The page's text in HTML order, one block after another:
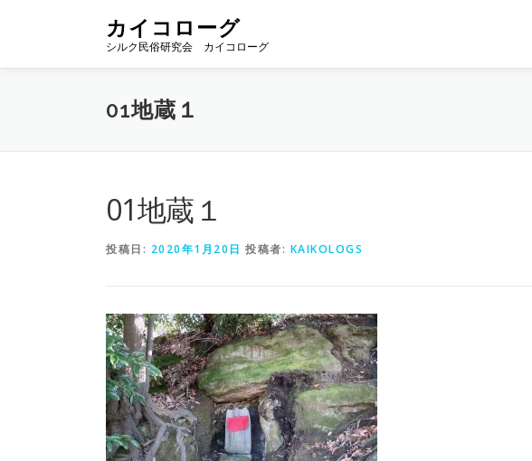
ン
カイコローグ
シルク民俗研究会 カイコローグ
01地蔵１
01地蔵１
投稿日: 2020年1月20日 投稿者: KAIKOLOGS